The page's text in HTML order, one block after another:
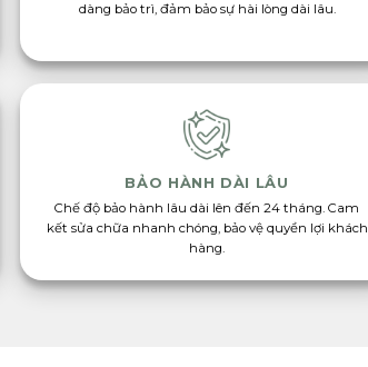
dàng bảo trì, đảm bảo sự hài lòng dài lâu.
BẢO HÀNH DÀI LÂU
Chế độ bảo hành lâu dài lên đến 24 tháng. Cam
kết sửa chữa nhanh chóng, bảo vệ quyền lợi khách
hàng.